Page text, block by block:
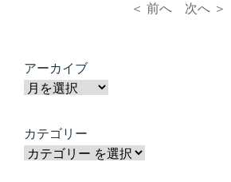
＜ 前へ 次へ ＞
アーカイブ
カテゴリー